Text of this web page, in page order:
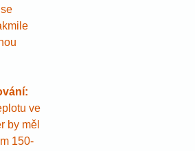
ve
by měl
150-